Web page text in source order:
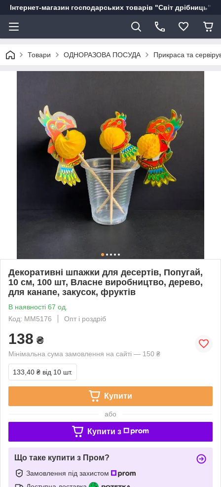
Інтернет-магазин господарських товарів "Світ дрібниць"
Товари ОДНОРАЗОВА ПОСУДА Прикраса та
Декоративні шпажки для десертів, Попугай,
10 см, 100 шт, Власне виробництво, дерево,
для канапе, закусок, фруктів
В наявності 67 од.
Код: MM5176
Опт і роздріб
138 ₴
Мінімальна сума замовлення на сайті — 150 ₴
133,40 ₴ від 10 шт.
Купити
або
Купити з
Що таке купити з Пром?
Замовлення під захистом